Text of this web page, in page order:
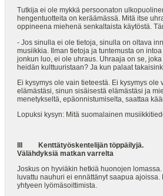
Tutkija ei ole mykkä persoonaton
hengentuotteita on keräämässä. Mitä itse
oppineena miehenä senkaltaista käytöstä.
- Jos sinulla ei ole tietoja, sinulla on oltava
musiikkia. Ilman tietoja ja tuntemusta on
jonkun luo, ei ole uhraus. Uhraaja on se,
heidän kulttuuristaan? Ja kun palaat
Ei kysymys ole vain tieteestä. Ei kysymys
elämästäsi, sinun sisäisestä elämästäsi ja
menetykseltä, epäonnistumiselta, saattaa
Lopuksi kysyn: Mitä suomalainen
III Kenttätyöskentelijän töppäilyjä.
Välähdyksiä matkan varrelta
Joskus on hyviäkin hetkiä huonojen
luvattu nauhuri ei ennättänyt saapua
yhtyeen lyömäsoittimista.